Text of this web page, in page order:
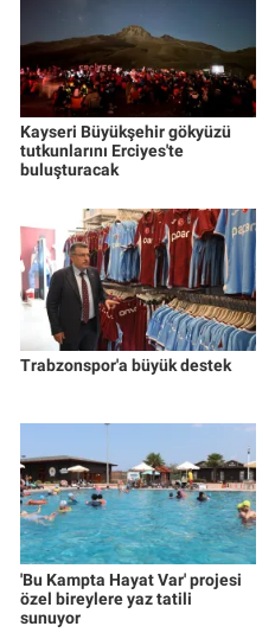
Kayseri Büyükşehir gökyüzü
tutkunlarını Erciyes'te
buluşturacak
Trabzonspor'a büyük destek
'Bu Kampta Hayat Var' projesi
özel bireylere yaz tatili
sunuyor